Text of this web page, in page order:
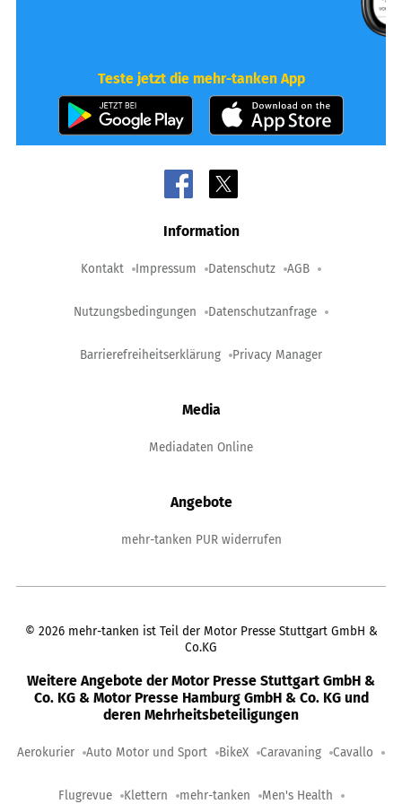
Teste jetzt die mehr-tanken App
Information
Kontakt Impressum Datenschutz AGB
Nutzungsbedingungen Datenschutzanfrage
Barrierefreiheitserklärung Privacy Manager
Media
Mediadaten Online
Angebote
mehr-tanken PUR widerrufen
© 2026 mehr-tanken ist Teil der Motor Presse Stuttgart GmbH &
Co.KG
Weitere Angebote der Motor Presse Stuttgart GmbH &
Co. KG & Motor Presse Hamburg GmbH & Co. KG und
deren Mehrheitsbeteiligungen
Aerokurier Auto Motor und Sport BikeX Caravaning Cavallo
Flugrevue Klettern mehr-tanken Men's Health